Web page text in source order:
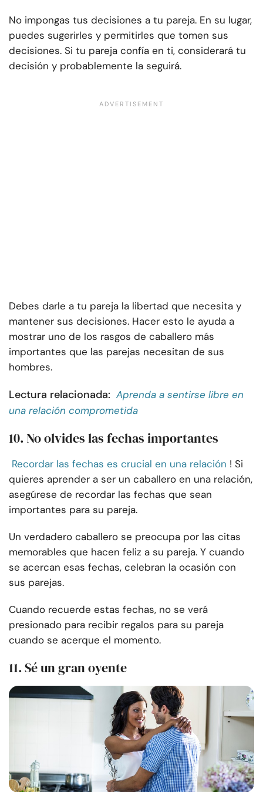
No impongas tus decisiones a tu pareja. En su lugar,
puedes sugerirles y permitirles que tomen sus
decisiones. Si tu pareja confía en ti, considerará tu
decisión y probablemente la seguirá.
Debes darle a tu pareja la libertad que necesita y
mantener sus decisiones. Hacer esto le ayuda a
mostrar uno de los rasgos de caballero más
importantes que las parejas necesitan de sus
hombres.
Lectura relacionada: Aprenda a sentirse libre en
una relación comprometida
10.No olvides las fechas importantes
Recordar las fechas es crucial en una relación ! Si
quieres aprender a ser un caballero en una relación,
asegúrese de recordar las fechas que sean
importantes para su pareja.
Un verdadero caballero se preocupa por las citas
memorables que hacen feliz a su pareja. Y cuando
se acercan esas fechas, celebran la ocasión con
sus parejas.
Cuando recuerde estas fechas, no se verá
presionado para recibir regalos para su pareja
cuando se acerque el momento.
11.Sé un gran oyente